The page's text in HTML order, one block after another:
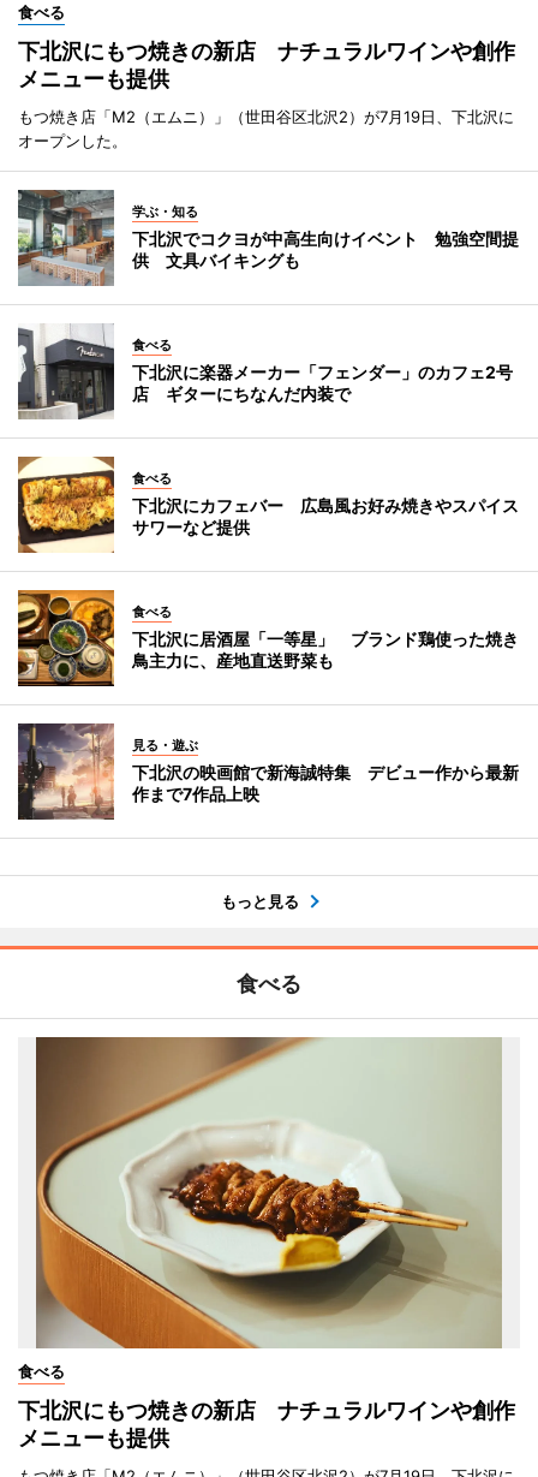
食べる
下北沢にもつ焼きの新店 ナチュラルワインや創作
メニューも提供
もつ焼き店「M2（エムニ）」（世田谷区北沢2）が7月19日、下北沢に
オープンした。
学ぶ・知る
下北沢でコクヨが中高生向けイベント 勉強空間提
供 文具バイキングも
食べる
下北沢に楽器メーカー「フェンダー」のカフェ2号
店 ギターにちなんだ内装で
食べる
下北沢にカフェバー 広島風お好み焼きやスパイス
サワーなど提供
食べる
下北沢に居酒屋「一等星」 ブランド鶏使った焼き
鳥主力に、産地直送野菜も
見る・遊ぶ
下北沢の映画館で新海誠特集 デビュー作から最新
作まで7作品上映
もっと見る
食べる
食べる
下北沢にもつ焼きの新店 ナチュラルワインや創作
メニューも提供